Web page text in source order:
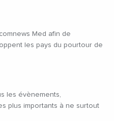
Med afin de
les pays du pourtour de
les évènements,
plus importants à ne surtout